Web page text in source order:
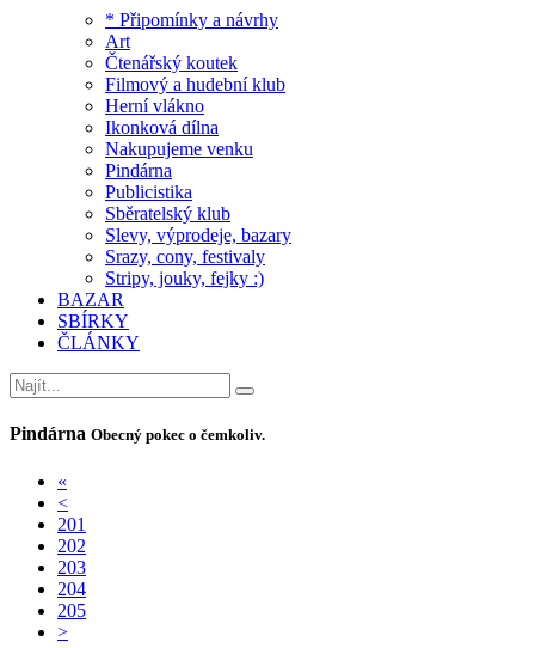
* Připomínky a návrhy
Art
Čtenářský koutek
Filmový a hudební klub
Herní vlákno
Ikonková dílna
Nakupujeme venku
Pindárna
Publicistika
Sběratelský klub
Slevy, výprodeje, bazary
Srazy, cony, festivaly
Stripy, jouky, fejky :)
BAZAR
SBÍRKY
ČLÁNKY
Pindárna Obecný pokec o čemkoliv.
«
<
201
202
203
204
205
>